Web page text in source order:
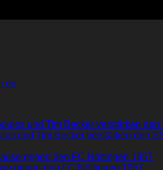
und Tim Becker verstärken den
gegen den FC Nöttingen 1957